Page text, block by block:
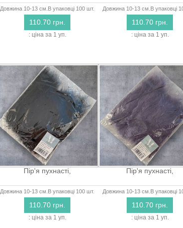
Довжина 10-13 см.В упаковці 100 шт.
110.70 грн.
: ціна за 1 уп.
Довжина 10-13 см.В упаковці
110.70 грн.
: ціна за 1 уп.
Пір'я пухнасті,
Довжина 10-13 см.В упаковці 100 шт.
110.70 грн.
: ціна за 1 уп.
Пір'я пухнасті,
Довжина 10-13 см.В упаковці
110.70 грн.
: ціна за 1 уп.